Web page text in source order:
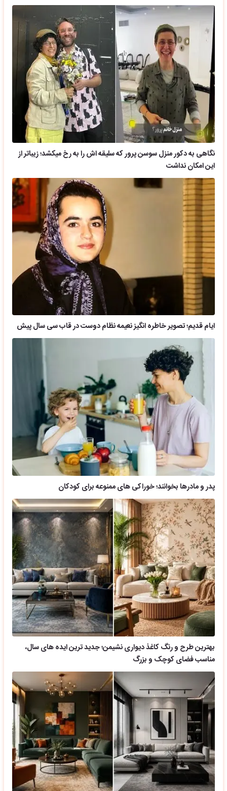
نگاهی به دکور منزل سوسن پرور که سلیقه اش را به رخ میکشد؛ زیباتر از
این امکان نداشت
ایام قدیم؛ تصویر خاطره انگیز نعیمه نظام دوست در قاب سی سال پیش
پدر و مادرها بخوانند؛ خوراکی های ممنوعه برای کودکان
بهترین طرح و رنگ کاغذ دیواری نشیمن؛ جدید ترین ایده های سال،
مناسب فضای کوچک و بزرگ